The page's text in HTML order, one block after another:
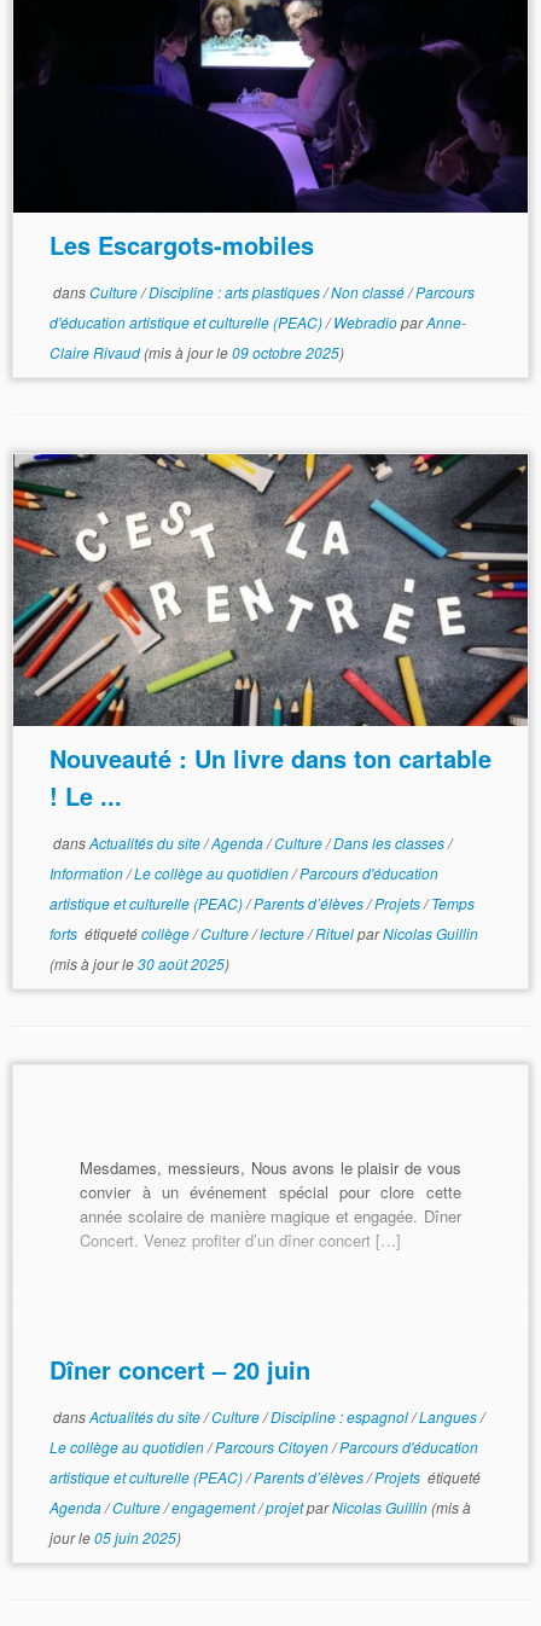
Les Escargots-mobiles
dansCulture/Discipline : arts plastiques/Non classé/Parcours
d'éducation artistique et culturelle (PEAC)/WebradioparAnne-
Claire Rivaud(mis à jour le09 octobre 2025)
Nouveauté : Un livre dans ton cartable
! Le ...
dansActualités du site/Agenda/Culture/Dans les classes/
Information/Le collège au quotidien/Parcours d'éducation
artistique et culturelle (PEAC)/Parents d’élèves/Projets/Temps
forts étiquetécollège/Culture/lecture/RituelparNicolas Guillin
(mis à jour le30 août 2025)
Mesdames, messieurs, Nous avons le plaisir de vous
convier à un événement spécial pour clore cette
année scolaire de manière magique et engagée. Dîner
Concert. Venez profiter d’un dîner concert […]
Dîner concert – 20 juin
dansActualités du site/Culture/Discipline : espagnol/Langues/
Le collège au quotidien/Parcours Citoyen/Parcours d'éducation
artistique et culturelle (PEAC)/Parents d’élèves/Projets étiqueté
Agenda/Culture/engagement/projetparNicolas Guillin(mis à
jour le05 juin 2025)